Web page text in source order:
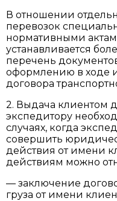
В отношении
перевозок
нормативными
устанавливается
перечень
оформлению в ходе
договора
2. Выдача клиентом
экспедитору
случаях, когда
совершить
действия от имени
действиям можно
— заключение
груза от имени